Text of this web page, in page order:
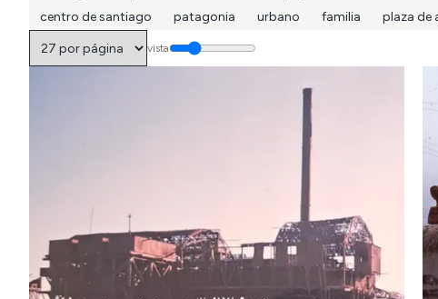
centro de santiago
patagonia urbano familia plaza de
vista